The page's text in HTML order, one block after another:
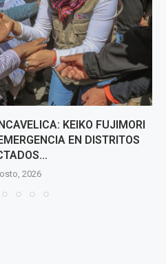
KEIKO FUJIMORI
EN DISTRITOS
2026